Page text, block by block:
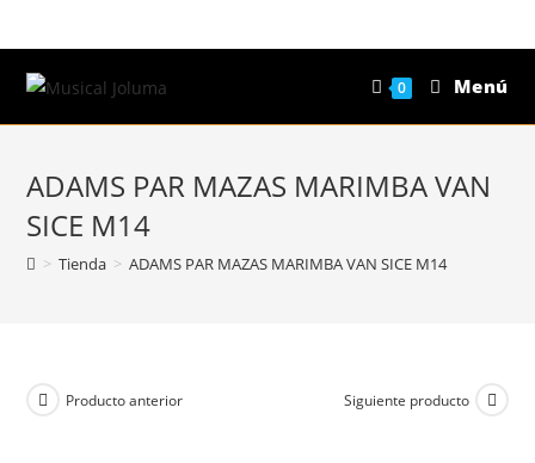
al
contenido
0 Menú
ADAMS PAR MAZAS MARIMBA VAN
SICE M14
> Tienda > ADAMS PAR MAZAS MARIMBA VAN SICE M14
Producto anterior Siguiente producto